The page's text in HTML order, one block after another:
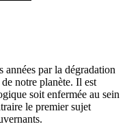
années par la dégradation
notre planète. Il est
soit enfermée au sein
le premier sujet